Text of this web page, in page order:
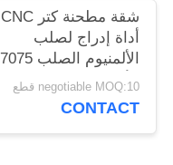
شقة مطحنة كتر CNC
أداة إدراج لصلب
الألمنيوم الصلب 7075
الألومنيوم
negotiable MOQ:10 قطع
CONTACT